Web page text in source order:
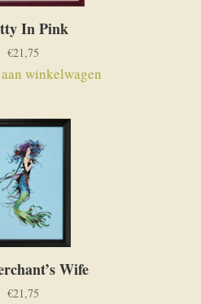
In Pink
€21,75
winkelwagen
Wife
€21,75